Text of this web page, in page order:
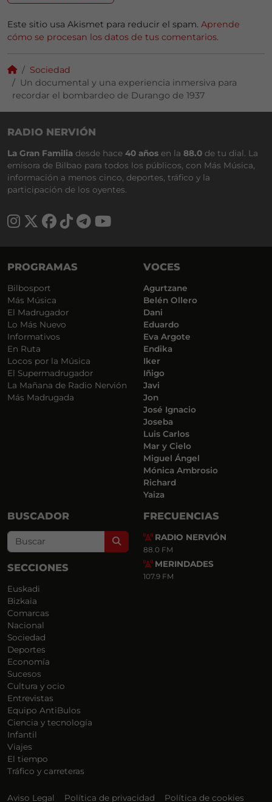
Este sitio usa Akismet para reducir el spam. Aprende
cómo se procesan los datos de tus comentarios.
Sociedad
Un documental y una experiencia inmersiva para
recordar el bombardeo de Durango de 1937
RADIO NERVIÓN
La Gran Familia desde hace 40 años en la 88.0 de tu dial. La
emisora de Bilbao para todos los públicos, con Más Música,
información a menos cinco, deportes, tráfico y la
participación de los oyentes.
PROGRAMAS
Bilbosport
Más Música
El Madrugador
Lo Más Nuevo
Informativos
En Ruta
Locos por la Música
El Supermadrugador
La Mañana de Radio Nervión
Más Madrugada
VOCES
Agurtzane
Belén Ollero
Dani
Eduardo
Eva Argote
Endika
Iker
Iñigo
Javi
Jon
José Ignacio
Joseba
Luis Carlos
Mar y Cielo
Miguel Ángel
Mónica Ambrosio
Richard
Yaiza
BUSCADOR
Search
SECCIONES
Euskadi
Bizkaia
Comarcas
Nacional
Sociedad
Deportes
Economía
Sucesos
Cultura y ocio
Entrevistas
Equipo AntiBulos
Ciencia y tecnología
Infantil
Viajes
El tiempo
Tráfico y carreteras
FRECUENCIAS
RADIO NERVIÓN
88.0 FM
MERINDADES
107.9 FM
Aviso Legal Política de privacidad Política de cookies